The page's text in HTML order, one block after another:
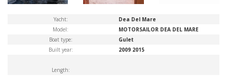
Yacht:
Dea Del Mare
Model:
MOTORSAILOR DEA DEL MARE
Boat type:
Gulet
Built year:
2009 2015
Length: